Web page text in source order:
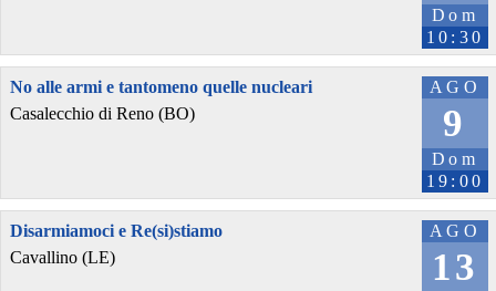
Dom
10:30
AGO
9
Dom
19:00
No alle armi e tantomeno quelle nucleari
Casalecchio di Reno (BO)
AGO
13
Disarmiamoci e Re(si)stiamo
Cavallino (LE)